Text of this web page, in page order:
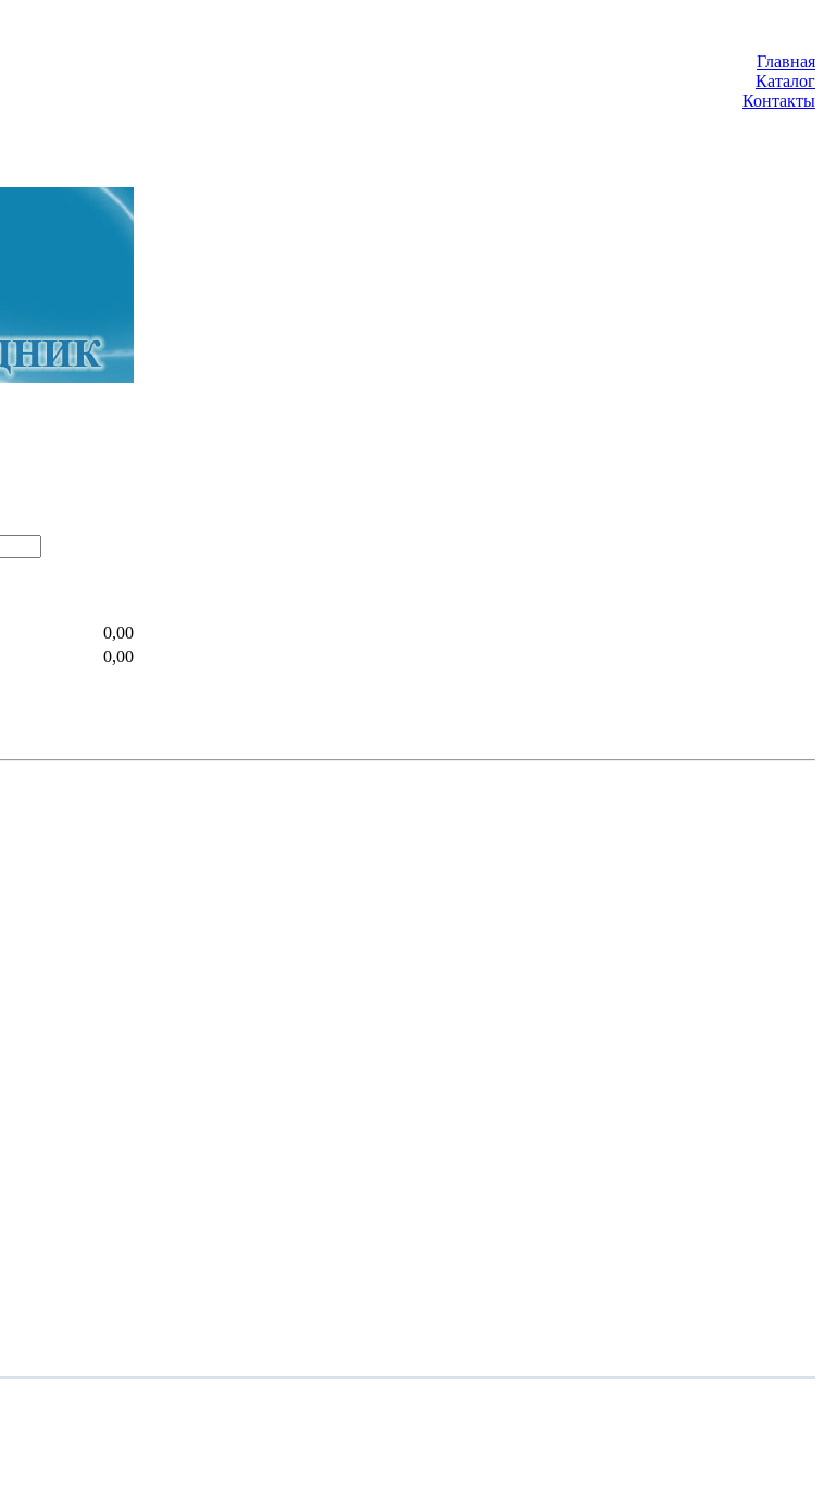
Главная
Каталог
Контакты
0,00
0,00